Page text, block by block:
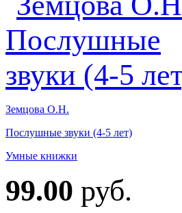
Земцова О.Н.
Послушные звуки (4-5 лет)
Умные книжки
99.00 руб.